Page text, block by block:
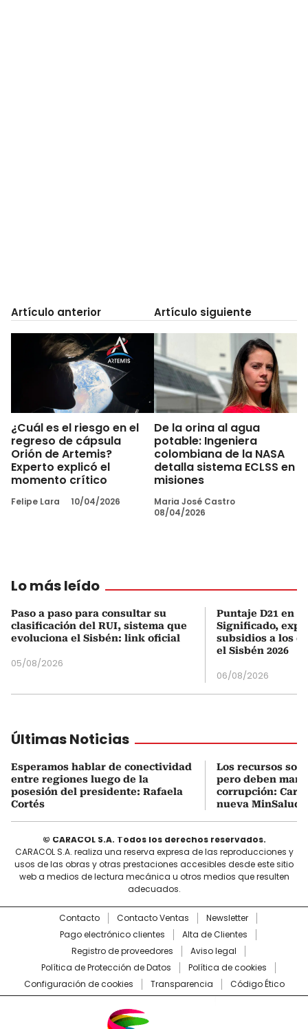
Artículo anterior
¿Cuál es el riesgo en el
regreso de cápsula
Orión de Artemis?
Experto explicó el
momento crítico
Felipe Lara 10/04/2026
Artículo siguiente
De la orina al agua
potable: Ingeniera
colombiana de la NASA
detalla sistema ECLSS en
misiones
Maria José Castro
08/04/2026
Lo más leído
Paso a paso para consultar su
clasificación del RUI, sistema que
evoluciona el Sisbén: link oficial
05/08/2026
Puntaje D21 en
Significado,
subsidios a los
el Sisbén 2026
06/08/2026
Últimas Noticias
Esperamos hablar de conectividad
entre regiones luego de la
posesión del presidente: Rafaela
Cortés
Los recursos
pero deben
corrupción:
nueva MinSalud
© CARACOL S.A. Todos los derechos reservados.
CARACOL S.A. realiza una reserva expresa de las reproducciones y
usos de las obras y otras prestaciones accesibles desde este sitio
web a medios de lectura mecánica u otros medios que resulten
adecuados.
Contacto Contacto Ventas
Newsletter
Pago electrónico clientes
Alta de Clientes
Registro de proveedores
Aviso legal
Política de Protección de Datos
Política de cookies
Configuración de cookies
Transparencia Código Ético